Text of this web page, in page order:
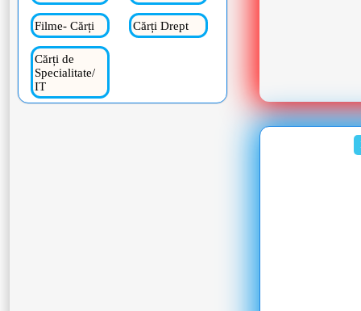
Filme- Cărți Cărți Drept
Cărți de
Specialitate/
IT